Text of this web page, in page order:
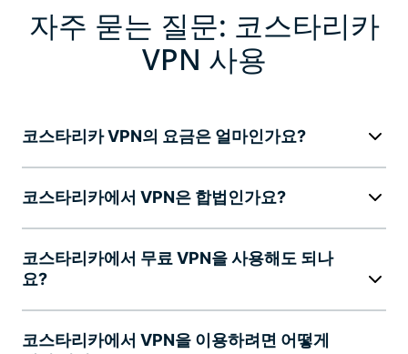
자주 묻는 질문: 코스타리카
VPN 사용
코스타리카 VPN의 요금은 얼마인가요?
코스타리카에서 VPN은 합법인가요?
코스타리카에서 무료 VPN을 사용해도 되나
요?
코스타리카에서 VPN을 이용하려면 어떻게